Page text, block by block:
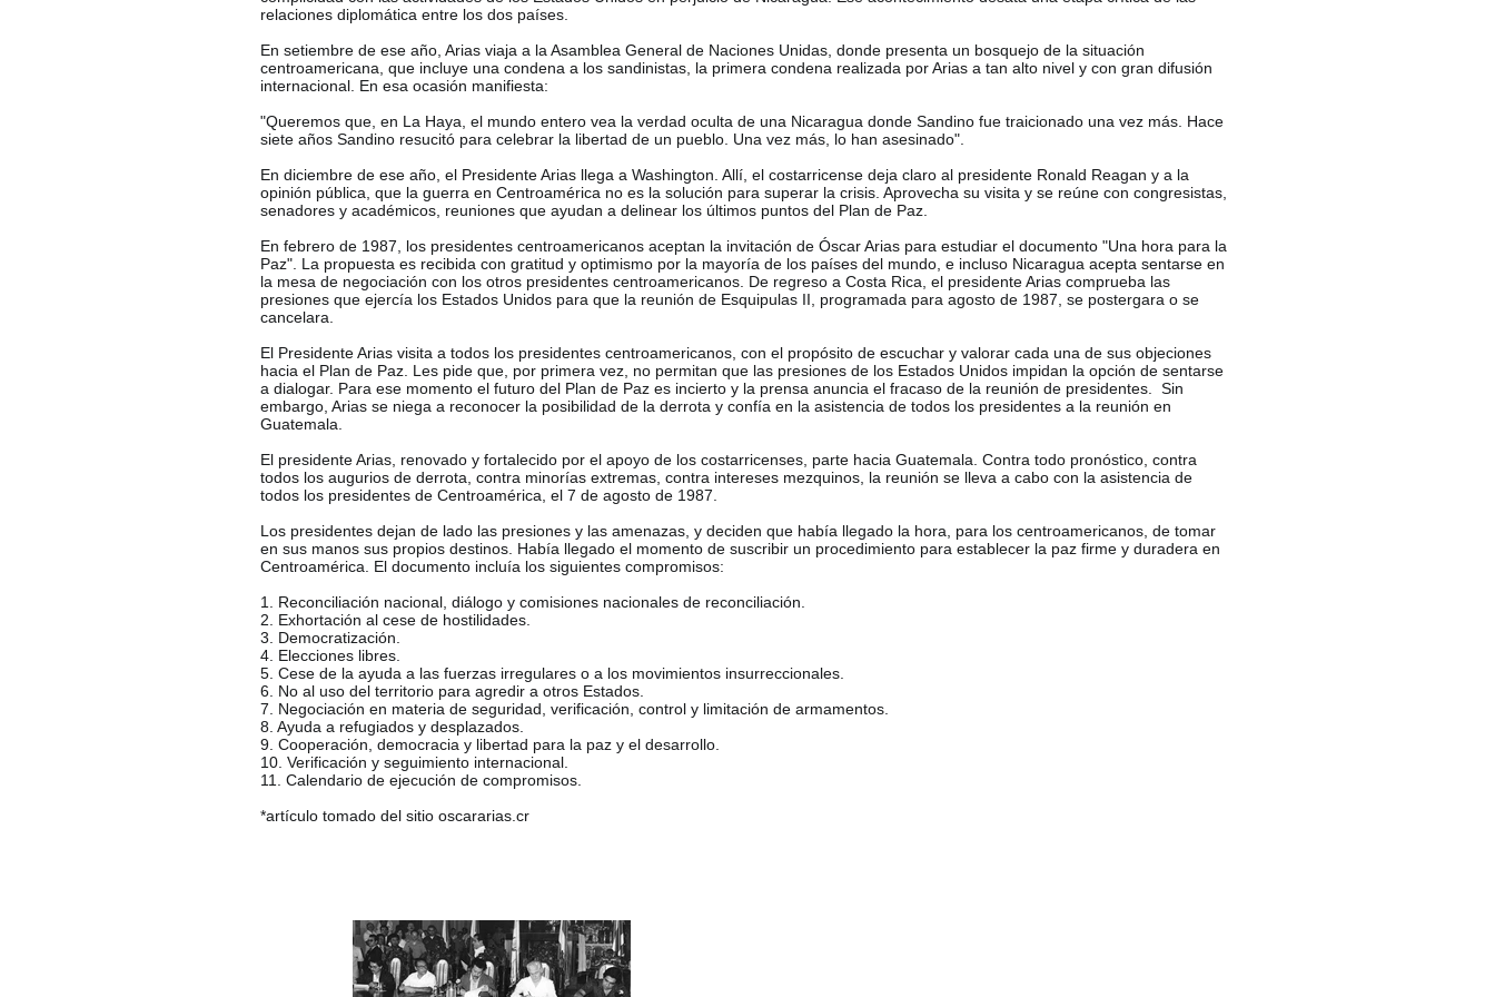
relaciones diplomática entre los dos países.
En setiembre de ese año, Arias viaja a la Asamblea General de Naciones Unidas, donde presenta un bosquejo de la situación
centroamericana, que incluye una condena a los sandinistas, la primera condena realizada por Arias a tan alto nivel y con gran difusión
internacional. En esa ocasión manifiesta:
"Queremos que, en La Haya, el mundo entero vea la verdad oculta de una Nicaragua donde Sandino fue traicionado una vez más. Hace
siete años Sandino resucitó para celebrar la libertad de un pueblo. Una vez más, lo han asesinado".
En diciembre de ese año, el Presidente Arias llega a Washington. Allí, el costarricense deja claro al presidente Ronald Reagan y a la
opinión pública, que la guerra en Centroamérica no es la solución para superar la crisis. Aprovecha su visita y se reúne con congresistas,
senadores y académicos, reuniones que ayudan a delinear los últimos puntos del Plan de Paz.
En febrero de 1987, los presidentes centroamericanos aceptan la invitación de Óscar Arias para estudiar el documento "Una hora para la
Paz". La propuesta es recibida con gratitud y optimismo por la mayoría de los países del mundo, e incluso Nicaragua acepta sentarse en
la mesa de negociación con los otros presidentes centroamericanos. De regreso a Costa Rica, el presidente Arias comprueba las
presiones que ejercía los Estados Unidos para que la reunión de Esquipulas II, programada para agosto de 1987, se postergara o se
cancelara.
El Presidente Arias visita a todos los presidentes centroamericanos, con el propósito de escuchar y valorar cada una de sus objeciones
hacia el Plan de Paz. Les pide que, por primera vez, no permitan que las presiones de los Estados Unidos impidan la opción de sentarse
a dialogar. Para ese momento el futuro del Plan de Paz es incierto y la prensa anuncia el fracaso de la reunión de presidentes. Sin
embargo, Arias se niega a reconocer la posibilidad de la derrota y confía en la asistencia de todos los presidentes a la reunión en
Guatemala.
El presidente Arias, renovado y fortalecido por el apoyo de los costarricenses, parte hacia Guatemala. Contra todo pronóstico, contra
todos los augurios de derrota, contra minorías extremas, contra intereses mezquinos, la reunión se lleva a cabo con la asistencia de
todos los presidentes de Centroamérica, el 7 de agosto de 1987.
Los presidentes dejan de lado las presiones y las amenazas, y deciden que había llegado la hora, para los centroamericanos, de tomar
en sus manos sus propios destinos. Había llegado el momento de suscribir un procedimiento para establecer la paz firme y duradera en
Centroamérica. El documento incluía los siguientes compromisos:
1. Reconciliación nacional, diálogo y comisiones nacionales de reconciliación.
2. Exhortación al cese de hostilidades.
3. Democratización.
4. Elecciones libres.
5. Cese de la ayuda a las fuerzas irregulares o a los movimientos insurreccionales.
6. No al uso del territorio para agredir a otros Estados.
7. Negociación en materia de seguridad, verificación, control y limitación de armamentos.
8. Ayuda a refugiados y desplazados.
9. Cooperación, democracia y libertad para la paz y el desarrollo.
10. Verificación y seguimiento internacional.
11. Calendario de ejecución de compromisos.
*artículo tomado del sitio oscararias.cr